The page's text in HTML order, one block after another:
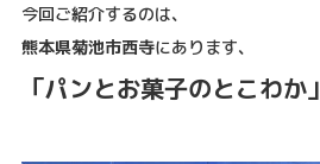
今回ご紹介するのは、
熊本県菊池市西寺にあります、
「パンとお菓子のとこわか」